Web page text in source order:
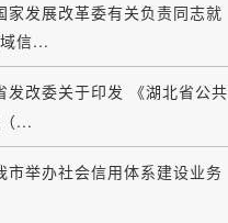
家发展改革委有关负责同志就
信...
发改委关于印发 《湖北省公共
...
市举办社会信用体系建设业务